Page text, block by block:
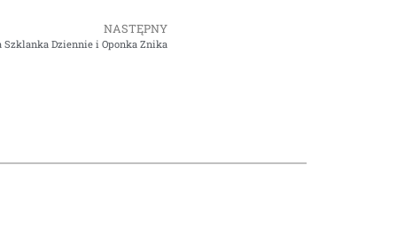
NASTĘPNY
Dziennie i Oponka Znika